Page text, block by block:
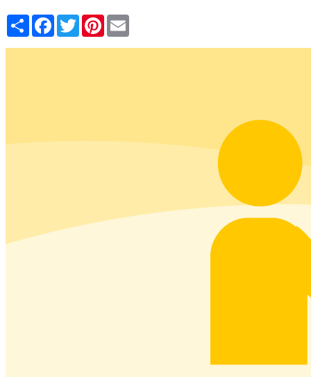
Share Facebook
TwitterPinterest